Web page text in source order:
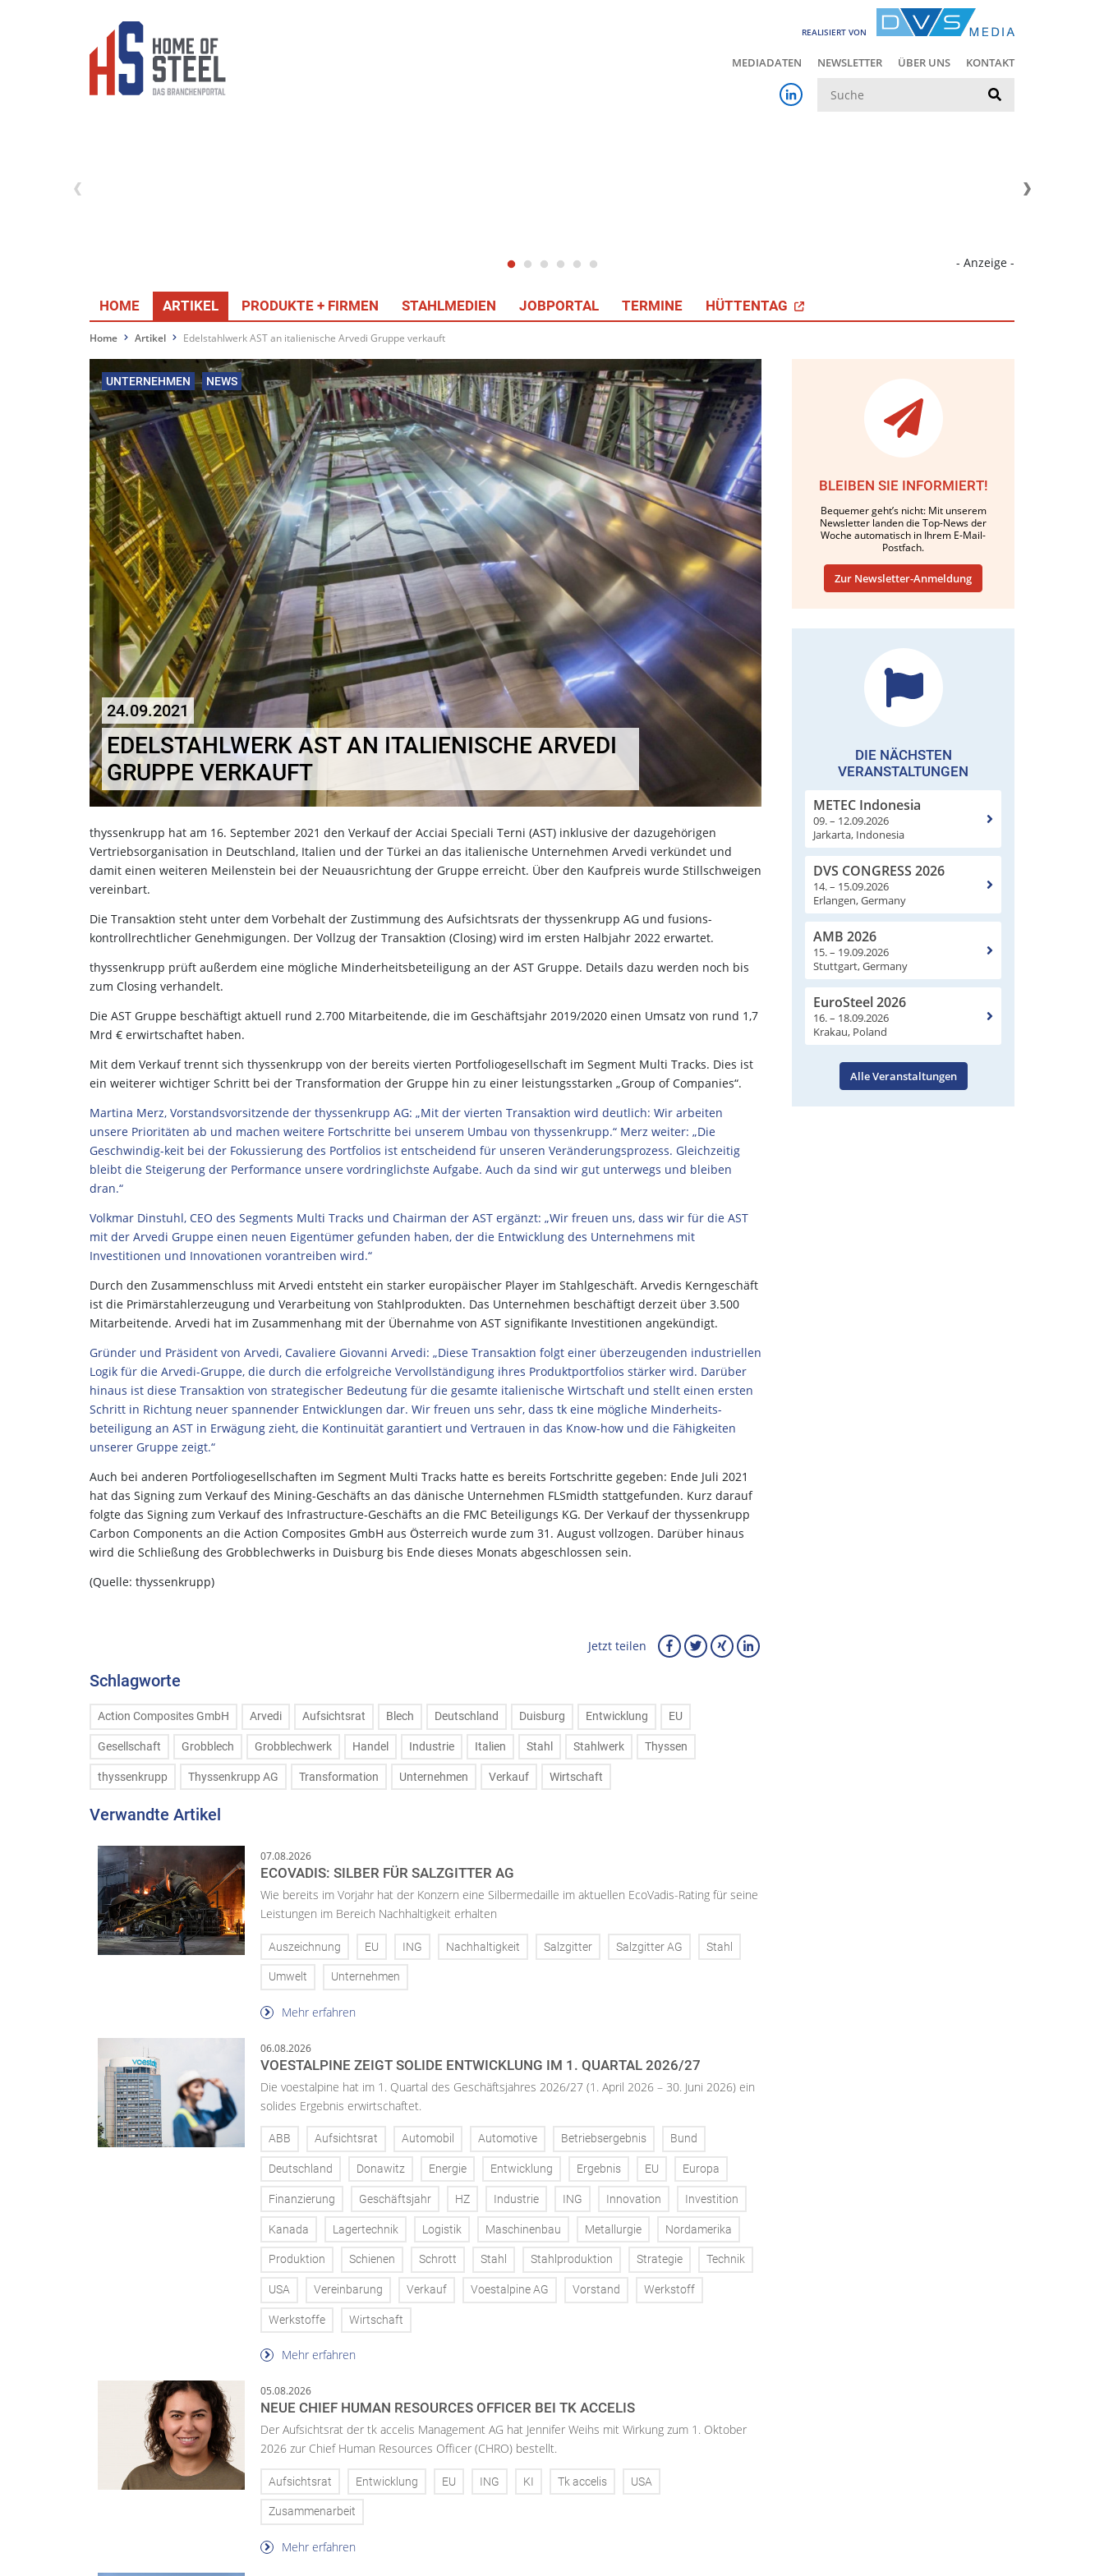
REALISIERT VON
MEDIADATEN NEWSLETTER ÜBER UNS KONTAKT
- Anzeige -
HOME ARTIKEL PRODUKTE + FIRMEN STAHLMEDIEN JOBPORTAL TERMINE HÜTTENTAG
Home Artikel Edelstahlwerk AST an italienische Arvedi Gruppe verkauft
UNTERNEHMEN NEWS
24.09.2021
EDELSTAHLWERK AST AN ITALIENISCHE ARVEDI
GRUPPE VERKAUFT
thyssenkrupp hat am 16. September 2021 den Verkauf der Acciai Speciali Terni (AST) inklusive der dazugehörigen
Vertriebsorganisation in Deutschland, Italien und der Türkei an das italienische Unternehmen Arvedi verkündet und
damit einen weiteren Meilenstein bei der Neuausrichtung der Gruppe erreicht. Über den Kaufpreis wurde Stillschweigen
vereinbart.
Die Transaktion steht unter dem Vorbehalt der Zustimmung des Aufsichtsrats der thyssenkrupp AG und fusions-
kontrollrechtlicher Genehmigungen. Der Vollzug der Transaktion (Closing) wird im ersten Halbjahr 2022 erwartet.
thyssenkrupp prüft außerdem eine mögliche Minderheitsbeteiligung an der AST Gruppe. Details dazu werden noch bis
zum Closing verhandelt.
Die AST Gruppe beschäftigt aktuell rund 2.700 Mitarbeitende, die im Geschäftsjahr 2019/2020 einen Umsatz von rund 1,7
Mrd € erwirtschaftet haben.
Mit dem Verkauf trennt sich thyssenkrupp von der bereits vierten Portfoliogesellschaft im Segment Multi Tracks. Dies ist
ein weiterer wichtiger Schritt bei der Transformation der Gruppe hin zu einer leistungsstarken „Group of Companies“.
Martina Merz, Vorstandsvorsitzende der thyssenkrupp AG: „Mit der vierten Transaktion wird deutlich: Wir arbeiten
unsere Prioritäten ab und machen weitere Fortschritte bei unserem Umbau von thyssenkrupp.“ Merz weiter: „Die
Geschwindig-keit bei der Fokussierung des Portfolios ist entscheidend für unseren Veränderungsprozess. Gleichzeitig
bleibt die Steigerung der Performance unsere vordringlichste Aufgabe. Auch da sind wir gut unterwegs und bleiben
dran.“
Volkmar Dinstuhl, CEO des Segments Multi Tracks und Chairman der AST ergänzt: „Wir freuen uns, dass wir für die AST
mit der Arvedi Gruppe einen neuen Eigentümer gefunden haben, der die Entwicklung des Unternehmens mit
Investitionen und Innovationen vorantreiben wird.“
Durch den Zusammenschluss mit Arvedi entsteht ein starker europäischer Player im Stahlgeschäft. Arvedis Kerngeschäft
ist die Primär­stahl­er­zeu­gung und Verarbeitung von Stahlprodukten. Das Unternehmen beschäftigt derzeit über 3.500
Mitarbeitende. Arvedi hat im Zusammenhang mit der Übernahme von AST signifikante Investitionen angekündigt.
Gründer und Präsident von Arvedi, Cavaliere Giovanni Arvedi: „Diese Transaktion folgt einer überzeugenden industriellen
Logik für die Arvedi-Gruppe, die durch die erfolgreiche Vervollständigung ihres Produktportfolios stärker wird. Darüber
hinaus ist diese Transaktion von strategischer Bedeutung für die gesamte italienische Wirtschaft und stellt einen ersten
Schritt in Richtung neuer spannender Entwicklungen dar. Wir freuen uns sehr, dass tk eine mögliche Minderheits-
beteiligung an AST in Erwägung zieht, die Kontinuität garantiert und Vertrauen in das Know-how und die Fähigkeiten
unserer Gruppe zeigt.“
Auch bei anderen Portfoliogesellschaften im Segment Multi Tracks hatte es bereits Fortschritte gegeben: Ende Juli 2021
hat das Signing zum Verkauf des Mining-Geschäfts an das dänische Unternehmen FLSmidth stattgefunden. Kurz darauf
folgte das Signing zum Verkauf des Infrastructure-Geschäfts an die FMC Beteiligungs KG. Der Verkauf der thyssenkrupp
Carbon Components an die Action Composites GmbH aus Österreich wurde zum 31. August vollzogen. Darüber hinaus
wird die Schließung des Grobblechwerks in Duisburg bis Ende dieses Monats abgeschlossen sein.
(Quelle: thyssenkrupp)
Jetzt teilen
Schlagworte
Action Composites GmbH Arvedi Aufsichtsrat Blech Deutschland Duisburg Entwicklung EU
Gesellschaft Grobblech Grobblechwerk Handel Industrie Italien Stahl Stahlwerk Thyssen
thyssenkrupp Thyssenkrupp AG Transformation Unternehmen Verkauf Wirtschaft
Verwandte Artikel
07.08.2026
ECOVADIS: SILBER FÜR SALZGITTER AG
Wie bereits im Vorjahr hat der Konzern eine Silbermedaille im aktuellen EcoVadis-Rating für seine
Leistungen im Bereich Nachhaltigkeit erhalten
Auszeichnung EU ING Nachhaltigkeit Salzgitter Salzgitter AG Stahl
Umwelt Unternehmen
Mehr erfahren
06.08.2026
VOESTALPINE ZEIGT SOLIDE ENTWICKLUNG IM 1. QUARTAL 2026/27
Die voestalpine hat im 1. Quartal des Geschäftsjahres 2026/27 (1. April 2026 – 30. Juni 2026) ein
solides Ergebnis erwirtschaftet.
ABB Aufsichtsrat Automobil Automotive Betriebsergebnis Bund
Deutschland Donawitz Energie Entwicklung Ergebnis EU Europa
Finanzierung Geschäftsjahr HZ Industrie ING Innovation Investition
Kanada Lagertechnik Logistik Maschinenbau Metallurgie Nordamerika
Produktion Schienen Schrott Stahl Stahlproduktion Strategie Technik
USA Vereinbarung Verkauf Voestalpine AG Vorstand Werkstoff
Werkstoffe Wirtschaft
Mehr erfahren
05.08.2026
NEUE CHIEF HUMAN RESOURCES OFFICER BEI TK ACCELIS
Der Aufsichtsrat der tk accelis Management AG hat Jennifer Weihs mit Wirkung zum 1. Oktober
2026 zur Chief Human Resources Officer (CHRO) bestellt.
Aufsichtsrat Entwicklung EU ING KI Tk accelis USA
Zusammenarbeit
Mehr erfahren
BLEIBEN SIE INFORMIERT!
Bequemer geht’s nicht: Mit unserem
Newsletter landen die Top-News der
Woche automatisch in Ihrem E-Mail-
Postfach.
Zur Newsletter-Anmeldung
DIE NÄCHSTEN
VERANSTALTUNGEN
METEC Indonesia
09. – 12.09.2026
Jarkarta, Indonesia
DVS CONGRESS 2026
14. – 15.09.2026
Erlangen, Germany
AMB 2026
15. – 19.09.2026
Stuttgart, Germany
EuroSteel 2026
16. – 18.09.2026
Krakau, Poland
Alle Veranstaltungen